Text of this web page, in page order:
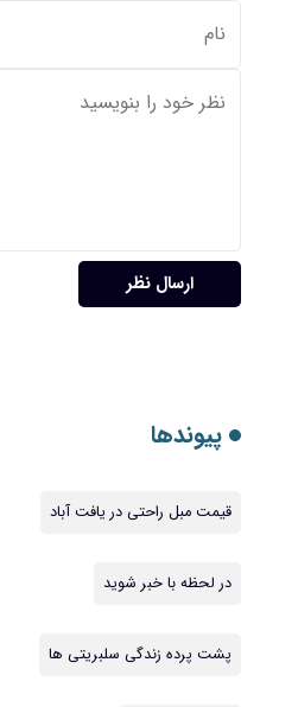
ارسال نظر
پیوندها
قیمت مبل راحتی در یافت آباد
در لحظه با خبر شوید
پشت پرده زندگی سلبریتی ها